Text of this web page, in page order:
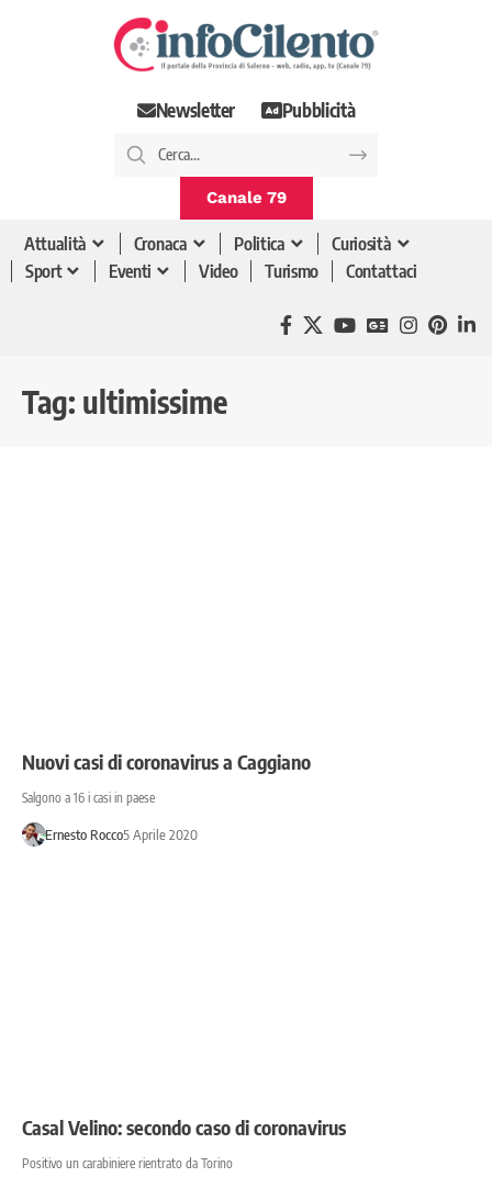
Newsletter Pubblicità
Canale 79
Attualità Cronaca Politica
Curiosità
Sport
Eventi Video Turismo Contattaci
Tag: ultimissime
Nuovi casi di coronavirus a Caggiano
Salgono a 16 i casi in paese
Ernesto Rocco5 Aprile 2020
Casal Velino: secondo caso di coronavirus
Positivo un carabiniere rientrato da Torino